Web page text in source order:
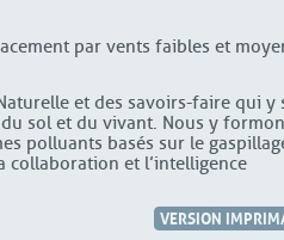
par vents faibles et
et des savoirs-faire qui y
sol et du vivant. Nous y
polluants basés sur le
collaboration et l’intelligence
VERSION